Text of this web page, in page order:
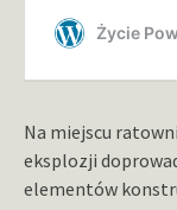
Na miejscu
eksplozji
elementów